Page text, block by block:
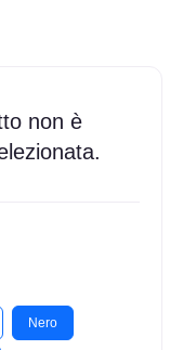
non è
Nero